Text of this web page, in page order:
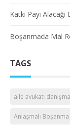
Katkı Payı Alacağı
Boşanmada Mal
TAGS
aile avukatı danışma
Anlaşmalı